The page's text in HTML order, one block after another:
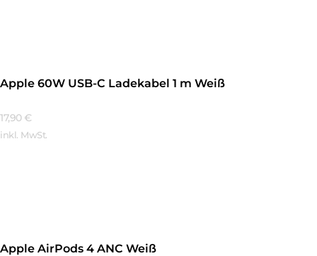
Apple 60W USB-C Ladekabel 1 m Weiß
17,90 €
inkl. MwSt.
Apple AirPods 4 ANC Weiß